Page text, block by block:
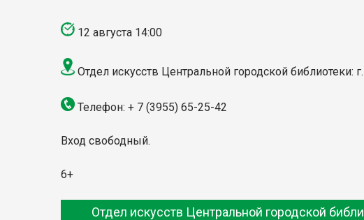
12 августа 14:00
Отдел искусств Центральной городской библиотеки:
Телефон: + 7 (3955) 65-25-42
Вход свободный.
6+
Отдел искусств Центральной городской